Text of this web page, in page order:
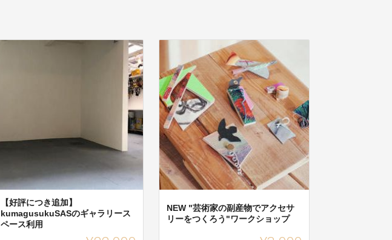
【好評につき追加】
kumagusukuSASのギャラリース
ペース利用
NEW "芸術家の副産物でアクセサ
リーをつくろう"ワークショップ